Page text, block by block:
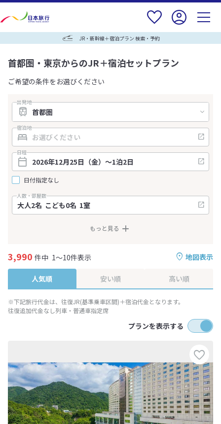
JR・新幹線＋宿泊プラン 検索・予約
首都圏・東京からのJR＋宿泊セットプラン
ご希望の条件をお選びください
出発地
宿泊地
日程
日付指定なし
人数・部屋数
もっと見る
地図表示
3,990 件中 1～10件表示
人気順 安い順 高い順
※下記旅行代金は、往復JR(基準乗車区間)＋宿泊代金となります。
往復追加代金なし列車・普通車指定席
プランを表示する